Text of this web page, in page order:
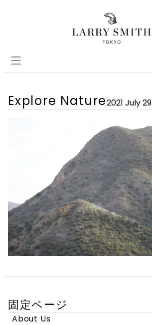
Explore Nature2021 July 29
索:
固定ページ
About Us